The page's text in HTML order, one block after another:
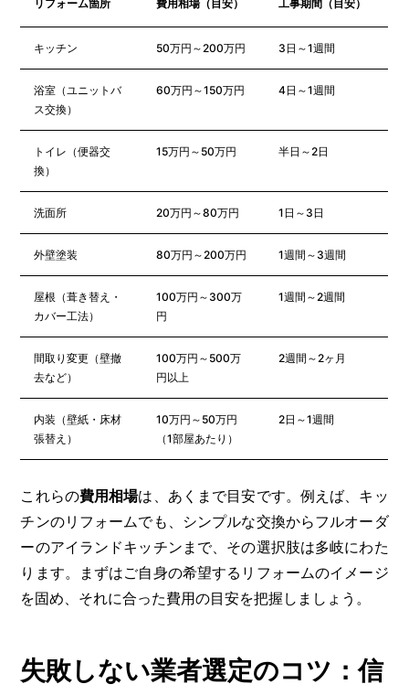
リフォーム箇所 費用相場（目安） 工事期間（目安）
キッチン 50万円～200万円 3日～1週間
浴室（ユニットバ
ス交換）
60万円～150万円 4日～1週間
トイレ（便器交
換）
15万円～50万円 半日～2日
洗面所 20万円～80万円 1日～3日
外壁塗装 80万円～200万円 1週間～3週間
屋根（葺き替え・
カバー工法）
100万円～300万
円
1週間～2週間
間取り変更（壁撤
去など）
100万円～500万
円以上
2週間～2ヶ月
内装（壁紙・床材
張替え）
10万円～50万円
（1部屋あたり）
2日～1週間
これらの費用相場は、あくまで目安です。例えば、キッ
チンのリフォームでも、シンプルな交換からフルオーダ
ーのアイランドキッチンまで、その選択肢は多岐にわた
ります。まずはご自身の希望するリフォームのイメージ
を固め、それに合った費用の目安を把握しましょう。
失敗しない業者選定のコツ：信